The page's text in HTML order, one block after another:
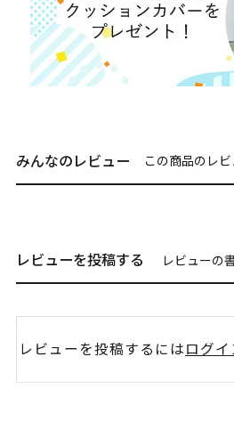
みんなのレビュー この商品のレ
レビューを投稿する レビューの
レビューを投稿するにはログイ